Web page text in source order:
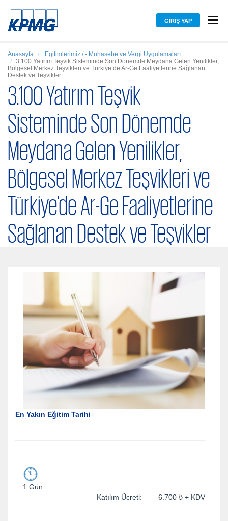
GIRIŞ YAP
Anasayfa
Egitimlerimiz / - Muhasebe ve Vergi Uygulamaları
3.100 Yatırım Teşvik Sisteminde Son Dönemde Meydana Gelen Yenilikler,
Bölgesel Merkez Teşvikleri ve Türkiye’de Ar-Ge Faaliyetlerine Sağlanan
Destek ve Teşvikler
3.100 Yatırım Teşvik
Sisteminde Son Dönemde
Meydana Gelen Yenilikler,
Bölgesel Merkez Teşvikleri ve
Türkiye’de Ar-Ge Faaliyetlerine
Sağlanan Destek ve Teşvikler
En Yakın Eğitim Tarihi
1 Gün
Katılım Ücreti: 6.700 ₺ + KDV